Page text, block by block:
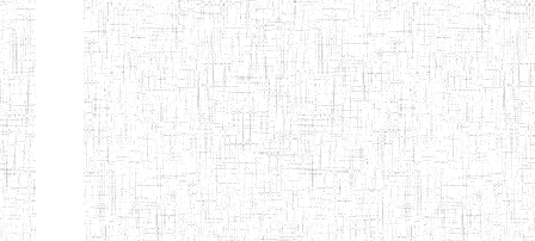
Chercher:
Effacer les filtres
Denomination
Type